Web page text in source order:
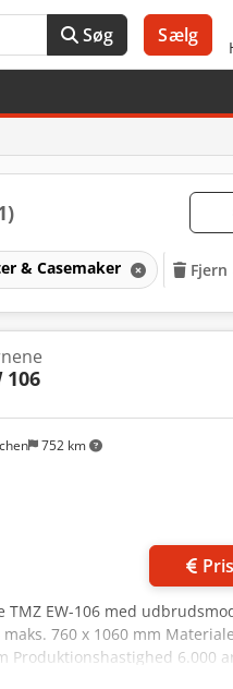
Søg Sælg
& Casemaker
752 km
106
EW-106 med
760 x 1060 mm
Produktionshastighed 6.000
x B 2.300 mm x H 2.080 mm